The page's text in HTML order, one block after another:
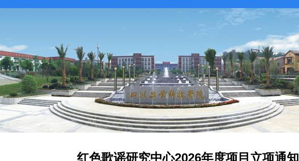
红色歌谣研究中心2026年度项目立项通知